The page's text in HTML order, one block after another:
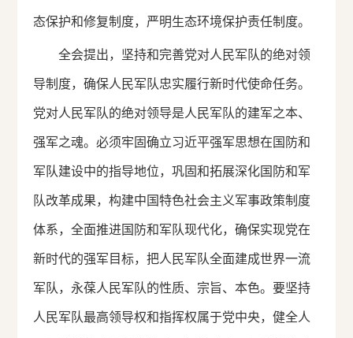
态保护和修复制度，严明生态环境保护责任制度。
全会提出，坚持和完善党对人民军队的绝对领
导制度，确保人民军队忠实履行新时代使命任务。
党对人民军队的绝对领导是人民军队的建军之本、
强军之魂。必须牢固确立习近平强军思想在国防和
军队建设中的指导地位，巩固和拓展深化国防和军
队改革成果，构建中国特色社会主义军事政策制度
体系，全面推进国防和军队现代化，确保实现党在
新时代的强军目标，把人民军队全面建成世界一流
军队，永葆人民军队的性质、宗旨、本色。要坚持
人民军队最高领导权和指挥权属于党中央，健全人